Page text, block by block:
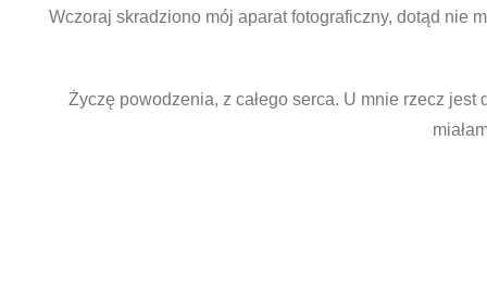
Wczoraj skradziono mój aparat fotograficzny, dotąd nie
Życzę powodzenia, z całego serca. U mnie rzecz